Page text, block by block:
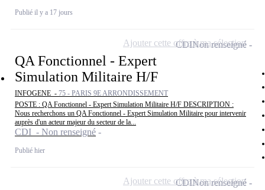
Publié il y a 17 jours
QA Fonctionnel - Expert
Simulation Militaire H/F
INFOGENE - 75 - PARIS 9E ARRONDISSEMENT
POSTE : QA Fonctionnel - Expert Simulation Militaire H/F DESCRIPTION :
Nous recherchons un QA Fonctionnel - Expert Simulation Militaire pour intervenir
auprès d'un acteur majeur du secteur de la...
CDI - Non renseigné
Publié hier
CDINon renseigné
Ajouter cette offre à ma sélection
CDINon renseigné
Ajouter cette offre à ma sélection